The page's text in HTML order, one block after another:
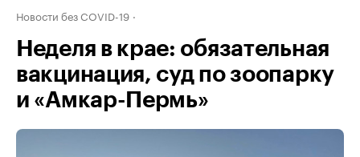
Новости без COVID-19
Неделя в крае: обязательная
вакцинация, суд по зоопарку
и «Амкар-Пермь»